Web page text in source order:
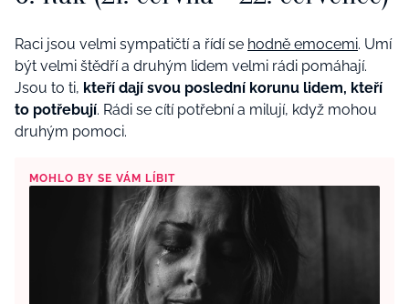
Raci jsou velmi sympatičtí a řídí se hodně emocemi. Umí
být velmi štědří a druhým lidem velmi rádi pomáhají.
Jsou to ti, kteří dají svou poslední korunu lidem, kteří
to potřebují. Rádi se cítí potřební a milují, když mohou
druhým pomoci.
MOHLO BY SE VÁM LÍBIT